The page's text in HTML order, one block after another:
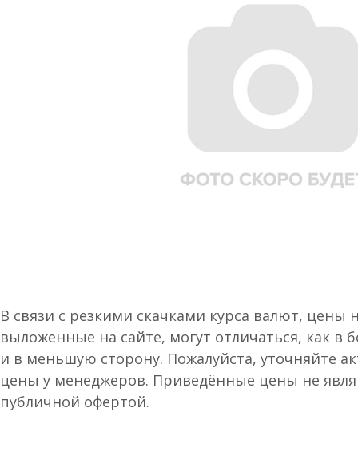
В связи с резкими скачками курса валют, цены
выложенные на сайте, могут отличаться, как в
и в меньшую сторону. Пожалуйста, уточняйте
цены у менеджеров. Приведённые цены не
публичной офертой.